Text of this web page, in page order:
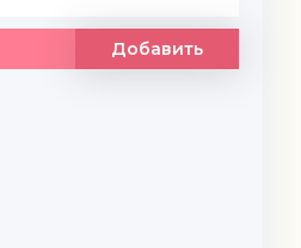
Добавить